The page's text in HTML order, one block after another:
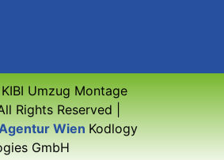
Umzug Montage
Rights Reserved |
Wien Kodlogy
GmbH